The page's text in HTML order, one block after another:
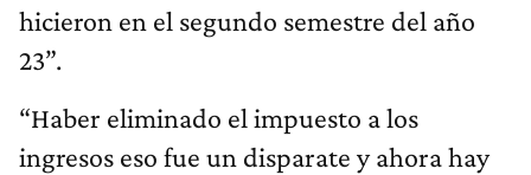
hicieron en el segundo semestre del año
23”.
“Haber eliminado el impuesto a los
ingresos eso fue un disparate y ahora hay